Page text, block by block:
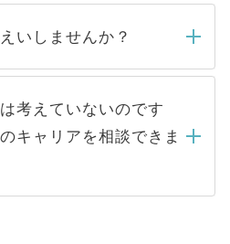
るため 人気のある医療機
うと、応募が殺到する場
める条件に合った人材の
に依頼するケースが増え
することは一切ありませ
募先から内定をいただい
はありません。内定先へ
ャリアパートナーが行い
いしませんか？
することはありませんの
い。当サイトからの登録
登録者様の個人情報は、
アップおよび転職活動の
いたします。お預かりし
人データはご本人の許可
考えていないのです
キャリアを相談できま